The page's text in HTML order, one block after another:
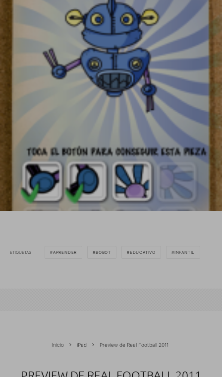
ETIQUETAS APRENDER BOBOT EDUCATIVO INFANTIL
Inicio iPad Preview de Real Football 2011